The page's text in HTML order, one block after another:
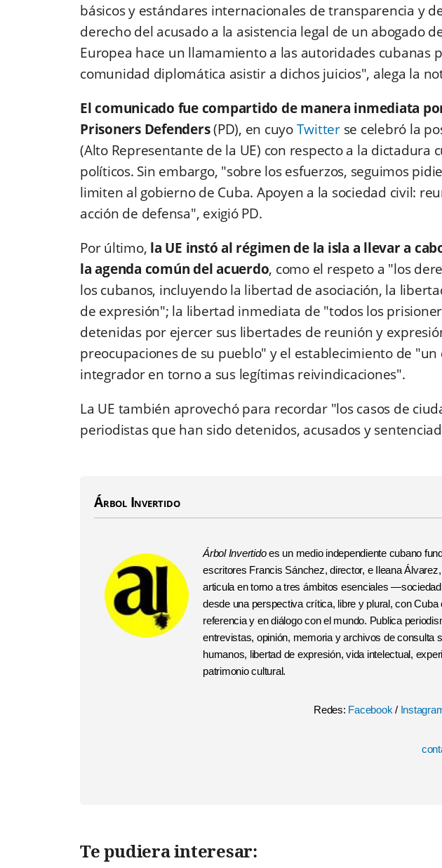
básicos y estándares internacionales de transparencia y
derecho del acusado a la asistencia legal de un abogado
Europea hace un llamamiento a las autoridades cubanas
comunidad diplomática asistir a dichos juicios", alega la
El comunicado fue compartido de manera inmediata
Prisoners Defenders(PD), en cuyoTwitterse celebró la
(Alto Representante de la UE) con respecto a la dictadura
políticos. Sin embargo, "sobre los esfuerzos, seguimos
limiten al gobierno de Cuba. Apoyen a la sociedad civil:
acción de defensa", exigió PD.
Por último, la UE instó al régimen de la isla a llevar a
la agenda común del acuerdo, como el respeto a "los
los cubanos, incluyendo la libertad de asociación, la
de expresión"; la libertad inmediata de "todos los
detenidas por ejercer sus libertades de reunión y
preocupaciones de su pueblo" y el establecimiento de "un
integrador en torno a sus legítimas reivindicaciones".
La UE también aprovechó para recordar "los casos de
periodistas que han sido detenidos, acusados y
Árbol Invertido
Árbol Invertidoes un medio independiente cubano
escritores Francis Sánchez, director, e Ileana
articula en torno a tres ámbitos esenciales
desde una perspectiva crítica, libre y plural, con Cuba
referencia y en diálogo con el mundo. Publica
entrevistas, opinión, memoria y archivos de consulta
humanos, libertad de expresión, vida intelectual,
patrimonio cultural.
Redes: Facebook /
Te pudiera interesar: